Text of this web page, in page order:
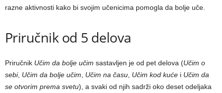
razne aktivnosti kako bi svojim učenicima pomogla da bolje uče.
Priručnik od 5 delova
Priručnik Učim da bolje učim sastavljen je od pet delova (Učim o
sebi, Učim da bolje učim Učim na času Učim kod kuće i Učim da
se otvorim prema svetu), a svaki od njih sadrži oko deset odeljaka